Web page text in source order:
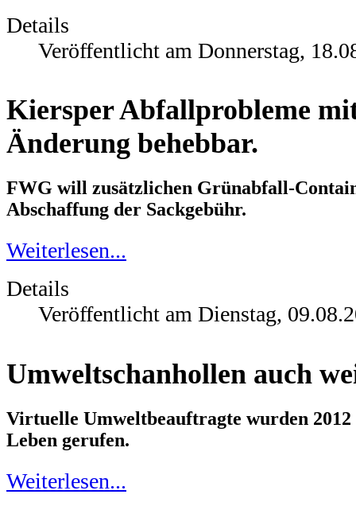
Details
Veröffentlicht am Donnerstag,
Kiersper Abfallprobleme
Änderung behebbar.
FWG will zusätzlichen Grünabfall-
Abschaffung der Sackgebühr.
Weiterlesen...
Details
Veröffentlicht am Dienstag,
Umweltschanhollen auch
Virtuelle Umweltbeauftragte wurden
Leben gerufen.
Weiterlesen...